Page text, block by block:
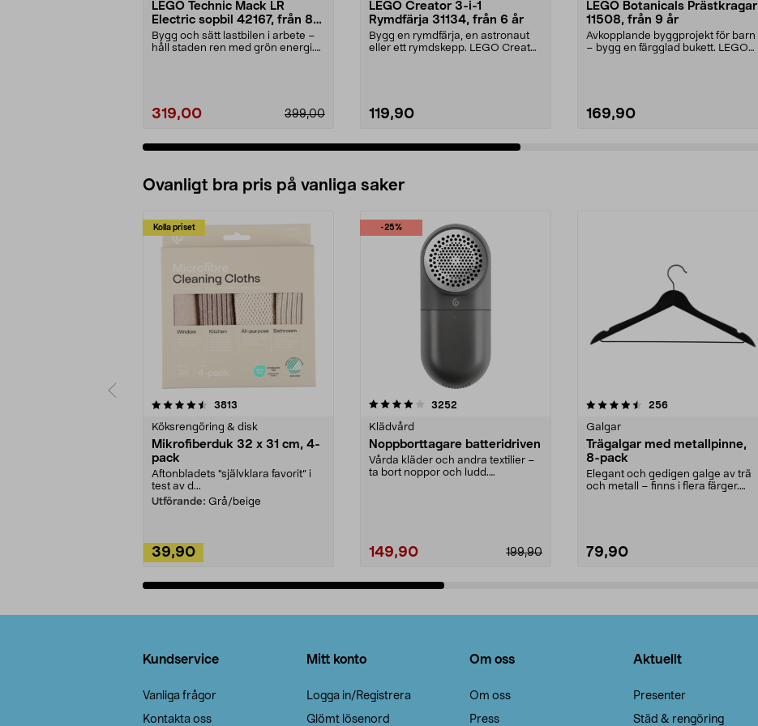
LEGO Technic Mack LR
Electric sopbil 42167, från 8
år
Bygg och sätt lastbilen i arbete –
håll staden ren med grön energi.
319,00 399,00
LEGO Creator 3-i-1
Rymdfärja 31134, från 6 år
Bygg en rymdfärja, en astronaut
eller ett rymdskepp. LEGO Creator
119,90
LEGO Botanicals Prästkragar
11508, från 9 år
Avkopplande byggprojekt för barn
– bygg en färgglad bukett. LEGO
169,90
Ovanligt bra pris på vanliga saker
Kolla priset
3813
Köksrengöring & disk
Mikrofiberduk 32 x 31 cm, 4-
pack
Aftonbladets "självklara favorit” i
test av d...
Utförande: Grå/beige
39,90
-25%
4.0av 5 stjärnor 3252
Klädvård
Noppborttagare batteridriven
Vårda kläder och andra textilier –
ta bort noppor och ludd.
199,90
149,90
4.5av 5 stjärnor 256recensioner
Galgar
Trägalgar med metallpinne,
8-pack
Elegant och gedigen galge av trä
och metall – finns i flera färger.
79,90
4.0av 5 stjärnor
Kundservice
Vanliga frågor
Kontakta oss
Mitt konto
Logga in/Registrera
Glömt lösenord
Om oss
Om oss
Press
Aktuellt
Presenter
Städ & rengöring